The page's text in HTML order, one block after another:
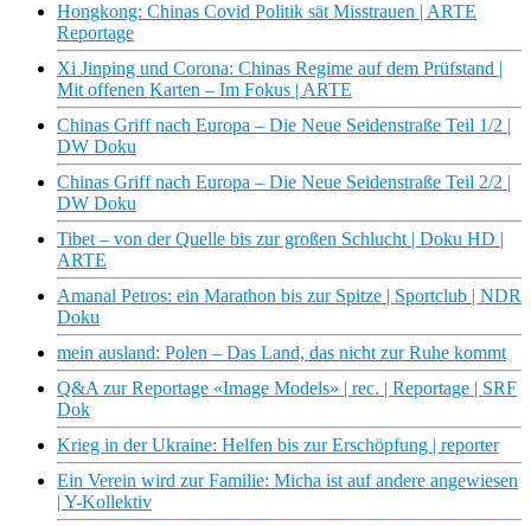
Hongkong: Chinas Covid Politik sät Misstrauen | ARTE
Reportage
Xi Jinping und Corona: Chinas Regime auf dem Prüfstand |
Mit offenen Karten – Im Fokus | ARTE
Chinas Griff nach Europa – Die Neue Seidenstraße Teil 1/2 |
DW Doku
Chinas Griff nach Europa – Die Neue Seidenstraße Teil 2/2 |
DW Doku
Tibet – von der Quelle bis zur großen Schlucht | Doku HD |
ARTE
Amanal Petros: ein Marathon bis zur Spitze | Sportclub | NDR
Doku
mein ausland: Polen – Das Land, das nicht zur Ruhe kommt
Q&A zur Reportage «Image Models» | rec. | Reportage | SRF
Dok
Krieg in der Ukraine: Helfen bis zur Erschöpfung | reporter
Ein Verein wird zur Familie: Micha ist auf andere angewiesen
| Y-Kollektiv